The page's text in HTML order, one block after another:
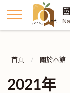
首頁 關於本館
2021年